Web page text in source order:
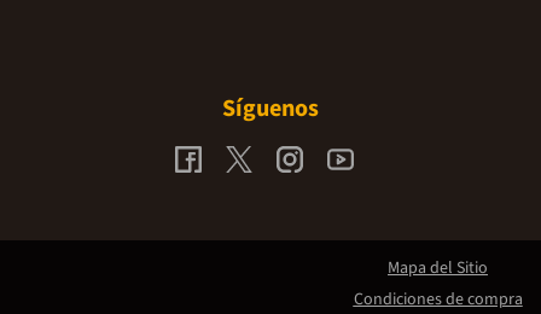
Síguenos
Mapa del Sitio
Condiciones de compra